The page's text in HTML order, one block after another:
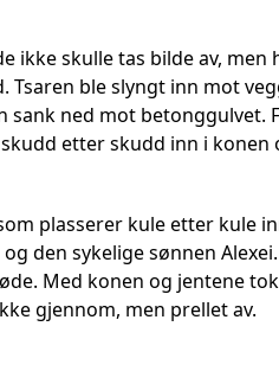
ikke skulle tas bilde av,
Tsaren ble slyngt inn mot
ned mot betonggulvet.
etter skudd inn i
plasserer kule etter kule
den sykelige sønnen
Med konen og jentene
gjennom, men prellet av.